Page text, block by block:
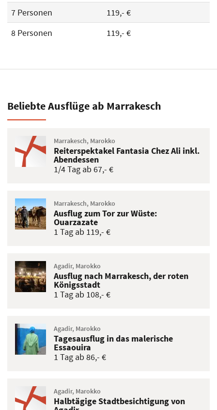
7 Personen
119,- €
8 Personen
119,- €
Beliebte Ausflüge ab Marrakesch
Marrakesch, Marokko
Reiterspektakel Fantasia Chez Ali inkl.
Abendessen
1/4 Tag ab 67,- €
Marrakesch, Marokko
Ausflug zum Tor zur Wüste:
Ouarzazate
1 Tag ab 119,- €
Agadir, Marokko
Ausflug nach Marrakesch, der roten
Königsstadt
1 Tag ab 108,- €
Agadir, Marokko
Tagesausflug in das malerische
Essaouira
1 Tag ab 86,- €
Agadir, Marokko
Halbtägige Stadtbesichtigung von